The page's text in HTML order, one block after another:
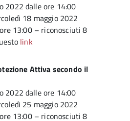
2022 dalle ore 14:00
18 maggio 2022
13:00 – riconosciuti 8
link
Attiva secondo il
2022 dalle ore 14:00
25 maggio 2022
13:00 – riconosciuti 8